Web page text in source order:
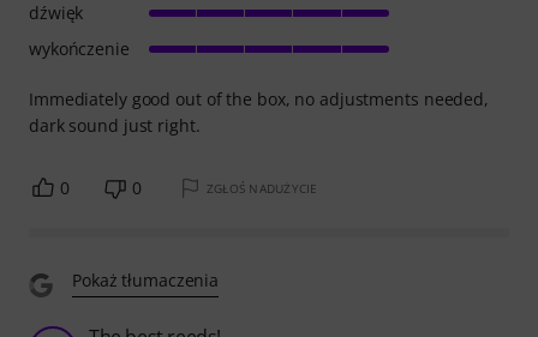
Immediately good out of the box, no adjustments needed,
dark sound just right.
dźwięk
wykończenie
0 0 ZGŁOŚ NADUŻYCIE
Pokaż tłumaczenia